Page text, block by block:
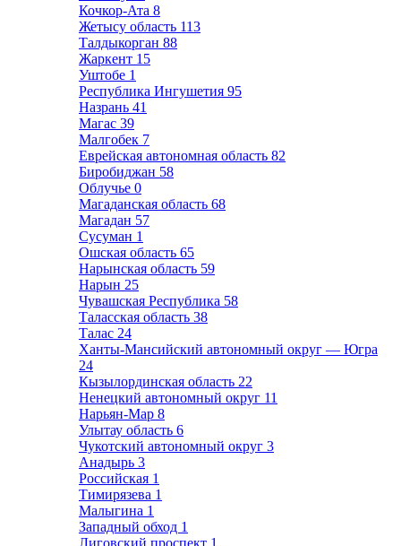
Кочкор-Ата 8
Жетысу область 113
Талдыкорган 88
Жаркент 15
Уштобе 1
Республика Ингушетия 95
Назрань 41
Магас 39
Малгобек 7
Еврейская автономная область 82
Биробиджан 58
Облучье 0
Магаданская область 68
Магадан 57
Сусуман 1
Ошская область 65
Нарынская область 59
Нарын 25
Чувашская Республика 58
Таласская область 38
Талас 24
Ханты-Мансийский автономный округ — Югра
24
Кызылординская область 22
Ненецкий автономный округ 11
Нарьян-Мар 8
Улытау область 6
Чукотский автономный округ 3
Анадырь 3
Российская 1
Тимирязева 1
Малыгина 1
Западный обход 1
Лиговский проспект 1